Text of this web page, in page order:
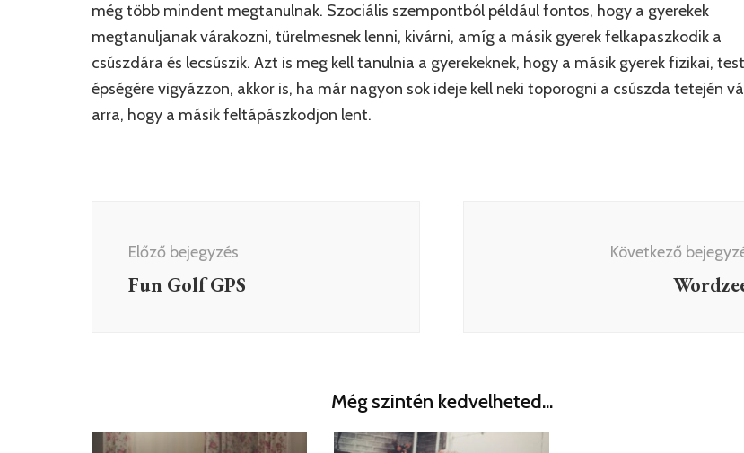
még több mindent megtanulnak. Szociális szempontból például fontos, hogy a gyerekek
megtanuljanak várakozni, türelmesnek lenni, kivárni, amíg a másik gyerek felkapaszkodik a
csúszdára és lecsúszik. Azt is meg kell tanulnia a gyerekeknek, hogy a másik gyerek fizikai,
épségére vigyázzon, akkor is, ha már nagyon sok ideje kell neki toporogni a csúszda tetején
arra, hogy a másik feltápászkodjon lent.
navigáció
Előző bejegyzés
Fun Golf GPS
Következő
Még szintén kedvelheted...